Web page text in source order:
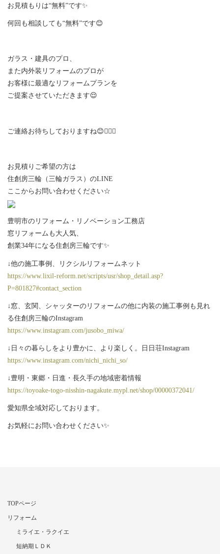
お見積もりは“無料”です✨
何回も相談しても“無料”です😊
ガラス・建具のプロ、
また内外装リフォームのプロが
お客様に最適なリフォームプランを
ご提案させていただきます😌
ご連絡お待ちしておりますね😊💁🏻‍♀️
お見積りご希望の方は
住創房三輪（三輪ガラス）のLINE
ここからお問い合わせください☆
豊明市のリフォーム・リノベーション工務店
窓リフォームも大人気、
創業34年になる住創房三輪です✨
↓他の施工事例、リクシルリフォームネット
https://www.lixil-reform.net/scripts/usr/shop_detail.asp?
P=801827#contact_section
↓窓、玄関、シャッターのリフォームの他に内装の施工事例も見れ
る住創房三輪のInstagram
https://www.instagram.com/jusobo_miwa/
↓日々の暮らしをより豊かに、より楽しく。日日荘Instagram
https://www.instagram.com/nichi_nichi_so/
↓豊明・東郷・日進・長久手の地域密着情報
https://toyoake-togo-nisshin-nagakute.mypl.net/shop/00000372041/
愛知県全域対応しております。
お気軽にお問い合わせください✨
TOPページ
リフォーム
ミライエ・ラクイエ
短納期ＬＤＫ